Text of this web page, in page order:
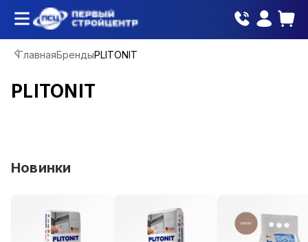
ГлавнаяБрендыPLITONIT
PLITONIT
Новинки